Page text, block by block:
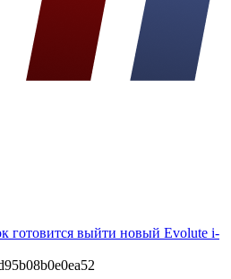
готовится выйти новый Evolute i-